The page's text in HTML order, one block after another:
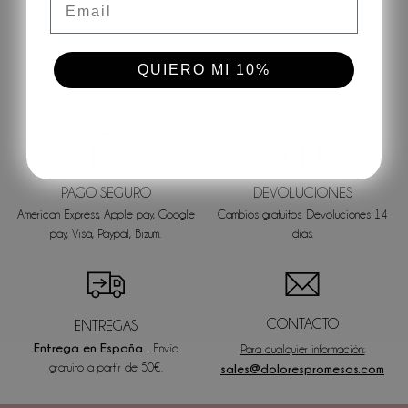
PAGO SEGURO
American Express, Apple pay, Google
pay, Visa, Paypal, Bizum.
DEVOLUCIONES
Cambios gratuitos. Devoluciones 14
días.
ENTREGAS
Entrega en España .
Envío
gratuito a partir de 50€.
CONTACTO
Para cualquier información:
sales@dolorespromesas.com
QUIERO MI 10%